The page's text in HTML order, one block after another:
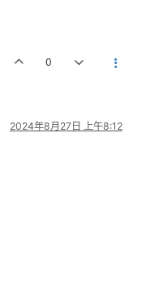
0
2024年8月27日 上午8:12